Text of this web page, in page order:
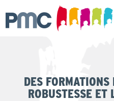
DES
ROBUSTESSE ET